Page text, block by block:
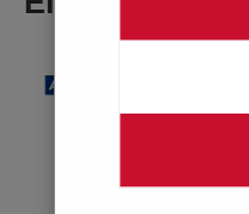
Bildergalerie überspringen